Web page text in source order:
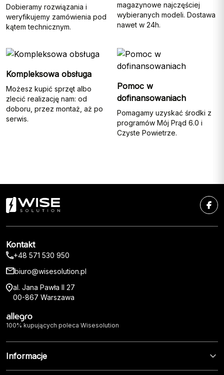
Dobieramy rozwiązania i
weryfikujemy zamówienia pod
kątem technicznym.
magazynowe najczęściej
wybieranych modeli. Dostawa
nawet w 24h.
Kompleksowa obsługa
Możesz kupić sprzęt albo
zlecić realizację nam: od
doboru, przez montaż, aż po
serwis.
Pomoc w
dofinansowaniach
Pomagamy uzyskać środki z
programów Mój Prąd 6.0 i
Czyste Powietrze.
Kontakt
+48 571 530 950
biuro@wisesolution.pl
al. Jana Pawła II 27
00-867 Warszawa
100% kupujących poleca Wisesolution
Informacje